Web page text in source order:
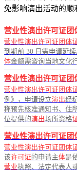
免影响演出活动的顺
营业性演出许可证
营业性演出许可证团体
到期前 30 日需申请延
体金额需咨询当地文化
营业性演出许可证团
营业性演出许可证团体
例》，申请设立演出经
称预先核准通知书、住
位提供的演出场所资格
营业性演出许可证
营业性演出许可证团体
该许可证的申请主体是
营业执照、法定代表人